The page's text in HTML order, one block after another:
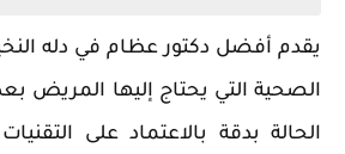
يقدم أفضل دكتور عظام في دله
الصحية التي يحتاج إليها
الحالة بدقة بالاعتماد على